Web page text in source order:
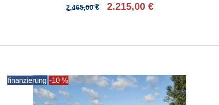
2.465,00 € 2.215,00 €
finanzierung -10 %